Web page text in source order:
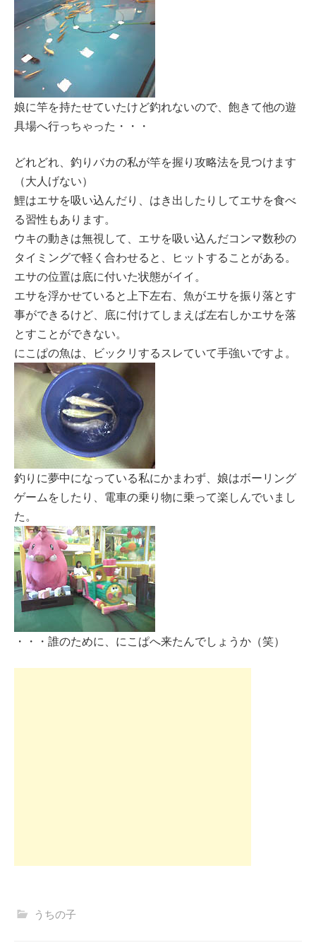
娘に竿を持たせていたけど釣れないので、飽きて他の遊
具場へ行っちゃった・・・
どれどれ、釣りバカの私が竿を握り攻略法を見つけます
（大人げない）
鯉はエサを吸い込んだり、はき出したりしてエサを食べ
る習性もあります。
ウキの動きは無視して、エサを吸い込んだコンマ数秒の
タイミングで軽く合わせると、ヒットすることがある。
エサの位置は底に付いた状態がイイ。
エサを浮かせていると上下左右、魚がエサを振り落とす
事ができるけど、底に付けてしまえば左右しかエサを落
とすことができない。
にこぱの魚は、ビックリするスレていて手強いですよ。
釣りに夢中になっている私にかまわず、娘はボーリング
ゲームをしたり、電車の乗り物に乗って楽しんでいまし
た。
・・・誰のために、にこぱへ来たんでしょうか（笑）
うちの子